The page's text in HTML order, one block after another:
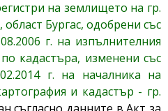
на землището на гр.
Бургас, одобрени със
г. на изпълнителния
кадастъра, изменени със
г. на началника на
и кадастър - гр.